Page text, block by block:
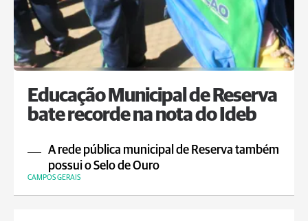
Educação Municipal de Reserva
bate recorde na nota do Ideb
A rede pública municipal de Reserva também
possui o Selo de Ouro
CAMPOS GERAIS